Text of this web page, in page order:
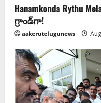
Hanamkonda Rythu
గ్రాండ్‌గా!
aakerutelugunews